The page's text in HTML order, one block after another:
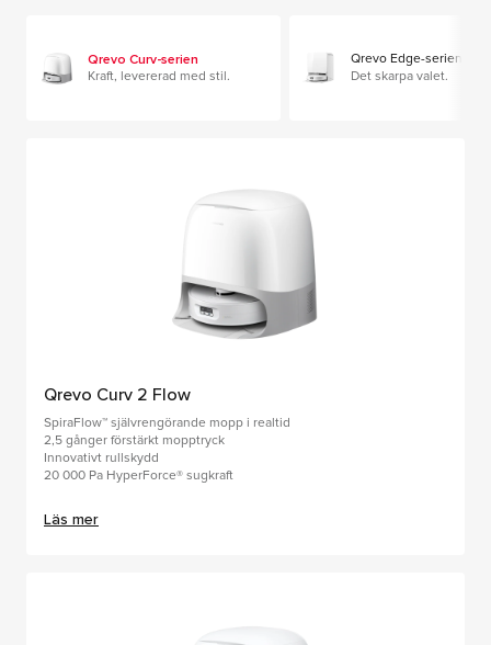
Qrevo Curv-serien
Kraft, levererad med stil.
Qrevo Edge-serien
Det skarpa valet.
Qrevo Curv 2 Flow
SpiraFlow™ självrengörande mopp i realtid
2,5 gånger förstärkt mopptryck
Innovativt rullskydd
20 000 Pa HyperForce® sugkraft
Läs mer